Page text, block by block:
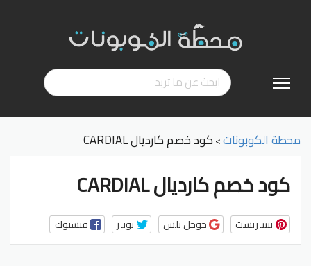
إلى
محطة الكوبونات>كود خصم كارديال CARDIAL
كود خصم كارديال CARDIAL
فيسبوك تويتر جوجل بلس بينتيريست